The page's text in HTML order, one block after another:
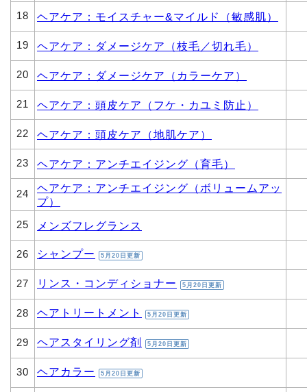
18 ヘアケア：モイスチャー&マイルド（敏感肌）
19 ヘアケア：ダメージケア（枝毛／切れ毛）
20 ヘアケア：ダメージケア（カラーケア）
21 ヘアケア：頭皮ケア（フケ・カユミ防止）
22 ヘアケア：頭皮ケア（地肌ケア）
23 ヘアケア：アンチエイジング（育毛）
24
ヘアケア：アンチエイジング（ボリュームアッ
プ）
25 メンズフレグランス
26 シャンプー 5月20日更新
27 リンス・コンディショナー 5月20日更新
28 ヘアトリートメント 5月20日更新
29 ヘアスタイリング剤 5月20日更新
30 ヘアカラー 5月20日更新